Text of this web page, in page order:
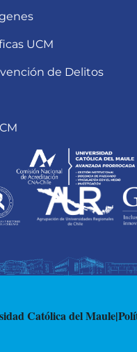
UCM
de Delitos
Católica del Maule|